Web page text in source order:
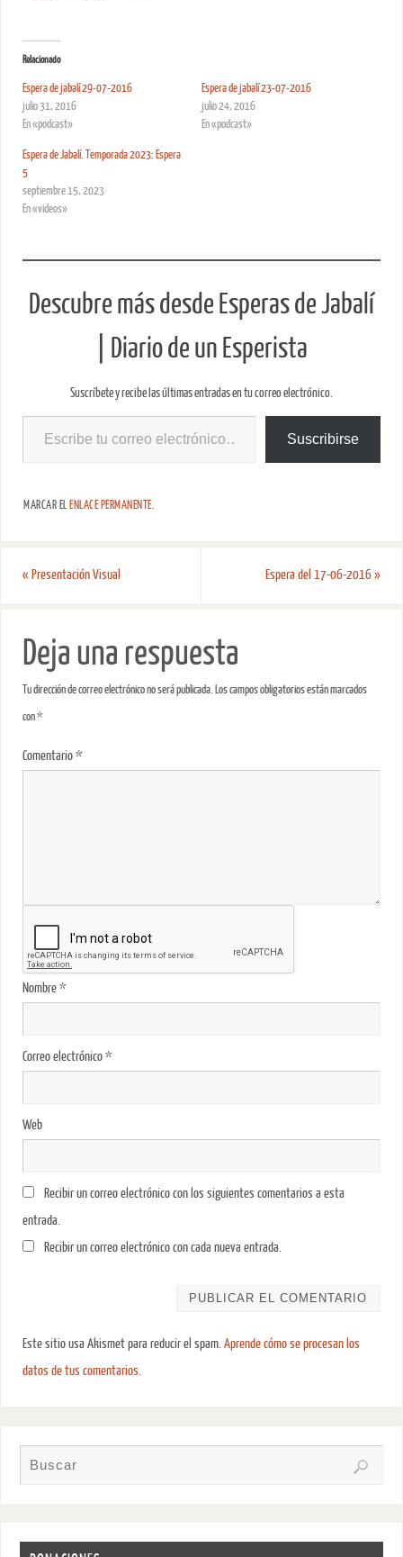
Relacionado
Espera de jabalí 29-07-2016
julio 31, 2016
En «podcast»
Espera de jabalí 23-07-2016
julio 24, 2016
En «podcast»
Espera de Jabalí. Temporada 2023: Espera
5
septiembre 15, 2023
En «videos»
Descubre más desde Esperas de Jabalí
| Diario de un Esperista
Suscríbete y recibe las últimas entradas en tu correo electrónico.
Suscribirse
MARCAR EL ENLACE PERMANENTE.
« Presentación Visual Espera del 17-06-2016»
Deja una respuesta
Tu dirección de correo electrónico no será publicada. Los campos obligatorios están marcados
con*
Comentario*
Nombre*
Correo electrónico*
Web
Recibir un correo electrónico con los siguientes comentarios a esta
entrada.
Recibir un correo electrónico con cada nueva entrada.
Este sitio usa Akismet para reducir el spam.Aprende cómo se procesan los
datos de tus comentarios.